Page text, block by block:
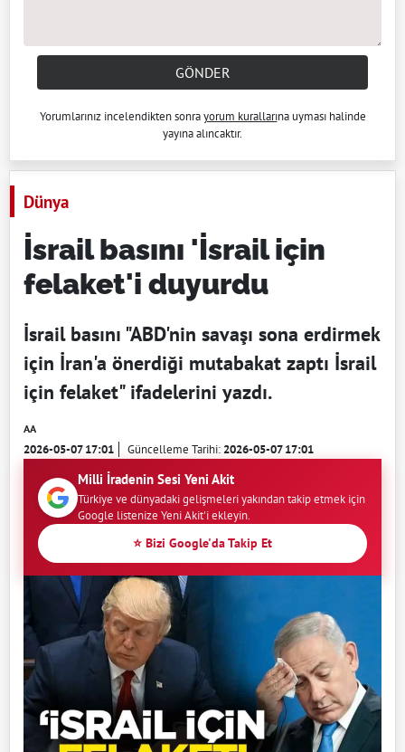
GÖNDER
Yorumlarınız incelendikten sonrayorum kurallarına uyması halinde
yayına alıncaktır.
Dünya
İsrail basını 'İsrail için
felaket'i duyurdu
İsrail basını "ABD'nin savaşı sona erdirmek
için İran'a önerdiği mutabakat zaptı İsrail
için felaket" ifadelerini yazdı.
AA
2026-05-07 17:01 Güncelleme Tarihi:2026-05-07 17:01
Milli İradenin Sesi Yeni Akit
Türkiye ve dünyadaki gelişmeleri yakından takip etmek için
Google listenize Yeni Akit'i ekleyin.
⭐ Bizi Google'da Takip Et